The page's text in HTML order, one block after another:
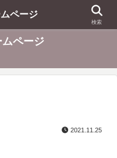
ページ
2021.11.25
ページ
検索